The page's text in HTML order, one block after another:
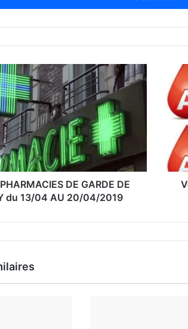
DE GARDE DE
du 13/04 AU 20/04/2019